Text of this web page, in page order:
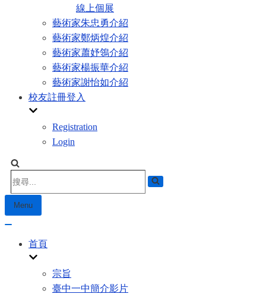
線上個展
藝術家朱忠勇介紹
藝術家鄭炳煌介紹
藝術家蕭妤鴒介紹
藝術家楊振華介紹
藝術家謝怡如介紹
校友註冊登入
Registration
Login
for...
Menu
Navigation
首頁
宗旨
臺中一中簡介影片